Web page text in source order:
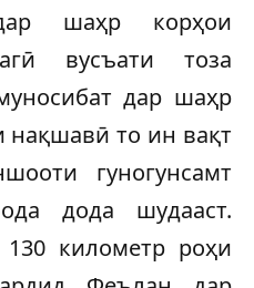
шаҳр корҳои
вусъати тоза
дар шаҳр
то ин вақт
гуногунсамт
дода шудааст.
километр роҳи